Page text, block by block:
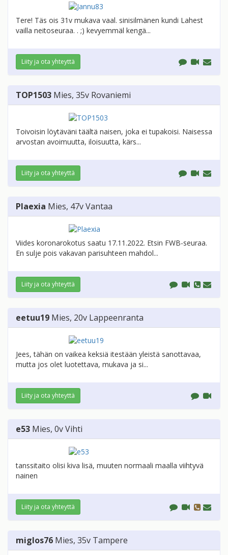
Tere! Täs ois 31v mukava vaal. sinisilmänen kundi Lahest
vailla neitoseuraa. . ;) kevyemmäl kengä...
Liity ja ota yhteyttä
TOP1503 Mies, 35v Rovaniemi
Toivoisin löytäväni täältä naisen, joka ei tupakoisi. Naisessa
arvostan avoimuutta, iloisuutta, kärs...
Liity ja ota yhteyttä
Plaexia Mies, 47vVantaa
Viides koronarokotus saatu 17.11.2022. Etsin FWB-seuraa.
En sulje pois vakavan parisuhteen mahdol...
Liity ja ota yhteyttä
eetuu19 Mies, 20v Lappeenranta
Jees, tähän on vaikea keksiä itestään yleistä sanottavaa,
mutta jos olet luotettava, mukava ja si...
Liity ja ota yhteyttä
e53 Mies, 0vVihti
tanssitaito olisi kiva lisä, muuten normaali maalla viihtyvä
nainen
Liity ja ota yhteyttä
miglos76 Mies, 35v Tampere